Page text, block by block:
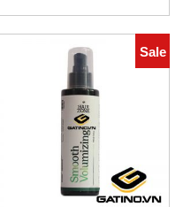
là:
tại
Sale